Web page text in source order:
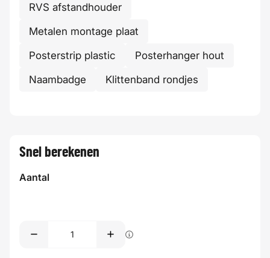
RVS afstandhouder
Metalen montage plaat
Posterstrip plastic
Posterhanger hout
Naambadge
Klittenband rondjes
Snel berekenen
Aantal